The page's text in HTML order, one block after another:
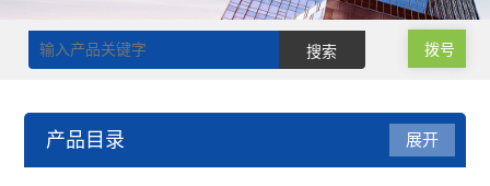
拨号
产品目录 展开